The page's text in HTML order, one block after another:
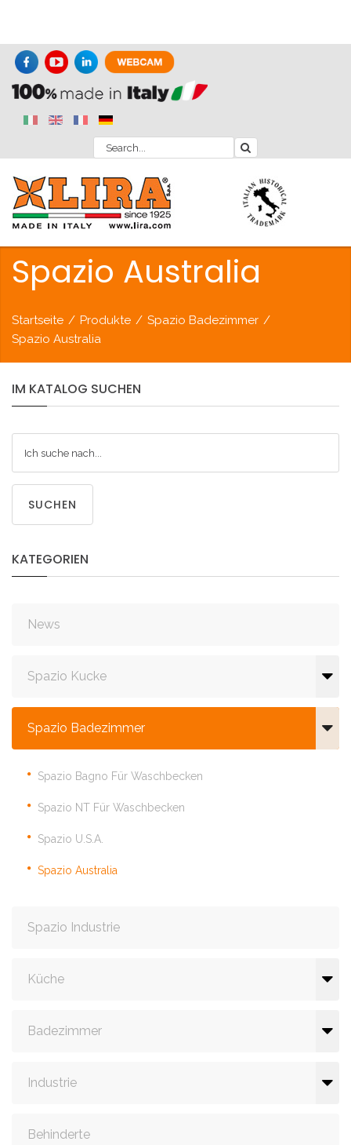
Spazio Australia
Startseite / Produkte / Spazio Badezimmer /
Spazio Australia
IM KATALOG SUCHEN
SUCHEN
KATEGORIEN
News
Spazio Kucke
Spazio Badezimmer
Spazio Bagno Für Waschbecken
Spazio NT Für Waschbecken
Spazio U.S.A.
Spazio Australia
Spazio Industrie
Küche
Badezimmer
Industrie
Behinderte